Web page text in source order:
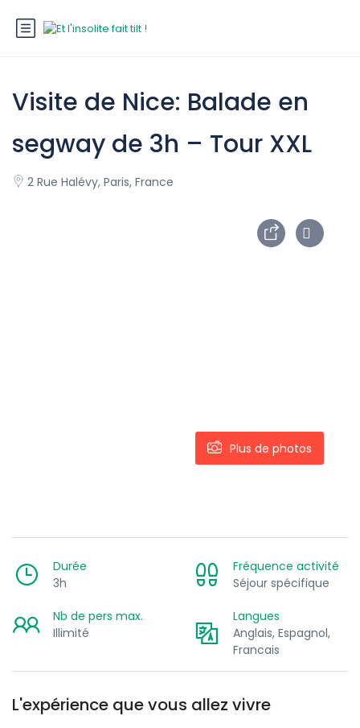
Visite de Nice: Balade en
segway de 3h – Tour XXL
2 Rue Halévy, Paris, France
Plus de photos
Durée
3h
Fréquence activité
Séjour spécifique
Nb de pers max.
Illimité
Langues
Anglais, Espagnol,
Francais
L'expérience que vous allez vivre